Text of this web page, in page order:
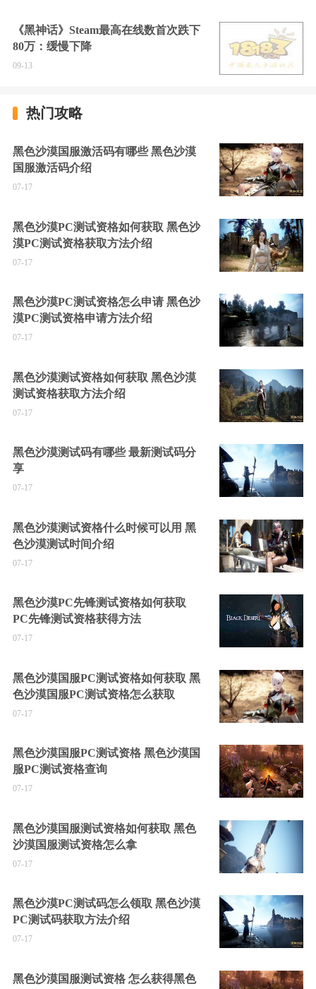
《黑神话》Steam最高在线数首次跌下
80万：缓慢下降
09-13
热门攻略
黑色沙漠国服激活码有哪些 黑色沙漠
国服激活码介绍
07-17
黑色沙漠PC测试资格如何获取 黑色沙
漠PC测试资格获取方法介绍
07-17
黑色沙漠PC测试资格怎么申请 黑色沙
漠PC测试资格申请方法介绍
07-17
黑色沙漠测试资格如何获取 黑色沙漠
测试资格获取方法介绍
07-17
黑色沙漠测试码有哪些 最新测试码分
享
07-17
黑色沙漠测试资格什么时候可以用 黑
色沙漠测试时间介绍
07-17
黑色沙漠PC先锋测试资格如何获取
PC先锋测试资格获得方法
07-17
黑色沙漠国服PC测试资格如何获取 黑
色沙漠国服PC测试资格怎么获取
07-17
黑色沙漠国服PC测试资格 黑色沙漠国
服PC测试资格查询
07-17
黑色沙漠国服测试资格如何获取 黑色
沙漠国服测试资格怎么拿
07-17
黑色沙漠PC测试码怎么领取 黑色沙漠
PC测试码获取方法介绍
07-17
黑色沙漠国服测试资格 怎么获得黑色